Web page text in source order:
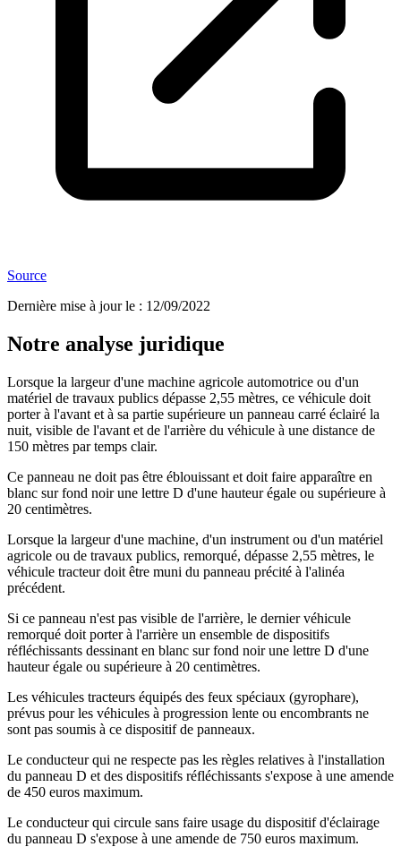
Source
Dernière mise à jour le : 12/09/2022
Notre analyse juridique
Lorsque la largeur d'une machine agricole automotrice ou d'un
matériel de travaux publics dépasse 2,55 mètres, ce véhicule doit
porter à l'avant et à sa partie supérieure un panneau carré éclairé la
nuit, visible de l'avant et de l'arrière du véhicule à une distance de
150 mètres par temps clair.
Ce panneau ne doit pas être éblouissant et doit faire apparaître en
blanc sur fond noir une lettre D d'une hauteur égale ou supérieure à
20 centimètres.
Lorsque la largeur d'une machine, d'un instrument ou d'un matériel
agricole ou de travaux publics, remorqué, dépasse 2,55 mètres, le
véhicule tracteur doit être muni du panneau précité à l'alinéa
précédent.
Si ce panneau n'est pas visible de l'arrière, le dernier véhicule
remorqué doit porter à l'arrière un ensemble de dispositifs
réfléchissants dessinant en blanc sur fond noir une lettre D d'une
hauteur égale ou supérieure à 20 centimètres.
Les véhicules tracteurs équipés des feux spéciaux (gyrophare),
prévus pour les véhicules à progression lente ou encombrants ne
sont pas soumis à ce dispositif de panneaux.
Le conducteur qui ne respecte pas les règles relatives à l'installation
du panneau D et des dispositifs réfléchissants s'expose à une amende
de 450 euros maximum.
Le conducteur qui circule sans faire usage du dispositif d'éclairage
du panneau D s'expose à une amende de 750 euros maximum.